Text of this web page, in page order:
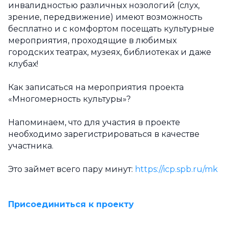
инвалидностью различных нозологий (слух,
зрение, передвижение) имеют возможность
бесплатно и с комфортом посещать культурные
мероприятия, проходящие в любимых
городских театрах, музеях, библиотеках и даже
клубах!
Как записаться на мероприятия проекта
«Многомерность культуры»?
Напоминаем, что для участия в проекте
необходимо зарегистрироваться в качестве
участника.
Это займет всего пару минут: https://icp.spb.ru/mk
Присоединиться к проекту